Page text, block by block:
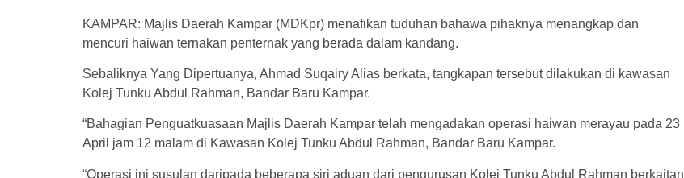
KAMPAR: Majlis Daerah Kampar (MDKpr) menafikan tuduhan bahawa pihaknya menangkap dan
mencuri haiwan ternakan penternak yang berada dalam kandang.
Sebaliknya Yang Dipertuanya, Ahmad Suqairy Alias berkata, tangkapan tersebut dilakukan di kawasan
Kolej Tunku Abdul Rahman, Bandar Baru Kampar.
“Bahagian Penguatkuasaan Majlis Daerah Kampar telah mengadakan operasi haiwan merayau pada 23
April jam 12 malam di Kawasan Kolej Tunku Abdul Rahman, Bandar Baru Kampar.
“Operasi ini susulan daripada beberapa siri aduan dari pengurusan Kolej Tunku Abdul Rahman berkaitan